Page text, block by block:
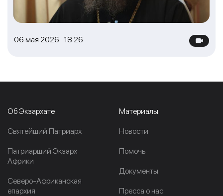
06 мая 2026 18:26
Об Экзархате
Cвятейший Патриарх
Патриарший Экзарх
Африки
Северо-Африканская
епархия
Материалы
Новости
Помочь
Документы
Пресса о нас